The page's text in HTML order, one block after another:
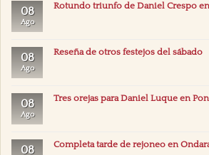
08
Ago
Rotundo triunfo de Daniel Crespo
08
Ago
Reseña de otros festejos del sábado
08
Ago
Tres orejas para Daniel Luque en
08 Completa tarde de rejoneo en